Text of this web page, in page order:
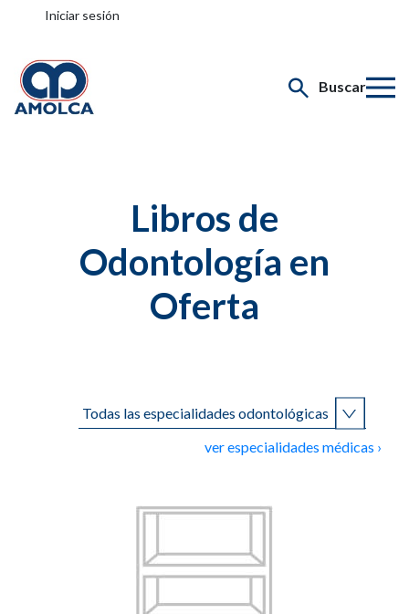
Iniciar sesión
Buscar
Libros de
Odontología en
Oferta
ver especialidades médicas ›